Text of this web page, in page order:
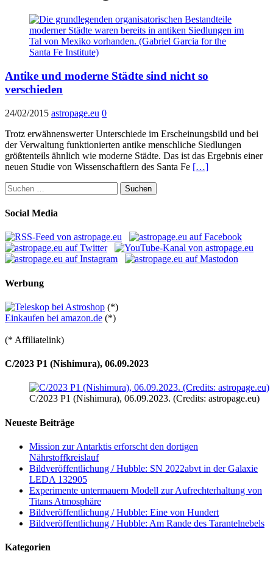
Antike und moderne Städte sind nicht so
verschieden
24/02/2015 astropage.eu 0
Trotz erwähnenswerter Unterschiede im Erscheinungsbild und bei
der Verwaltung funktionierten antike menschliche Siedlungen
größtenteils ähnlich wie moderne Städte. Das ist das Ergebnis einer
neuen Studie von Wissenschaftlern des Santa Fe […]
Suchen
nach:
Social Media
Werbung
(*)
Einkaufen bei amazon.de (*)
(* Affiliatelink)
C/2023 P1 (Nishimura), 06.09.2023
C/2023 P1 (Nishimura), 06.09.2023. (Credits: astropage.eu)
Neueste Beiträge
Mission zur Antarktis erforscht den dortigen
Nährstoffkreislauf
Bildveröffentlichung / Hubble: SN 2022abvt in der Galaxie
LEDA 132905
Experimente untermauern Modell zur Aufrechterhaltung von
Titans Atmosphäre
Bildveröffentlichung / Hubble: Eine von Hundert
Bildveröffentlichung / Hubble: Am Rande des Tarantelnebels
Kategorien